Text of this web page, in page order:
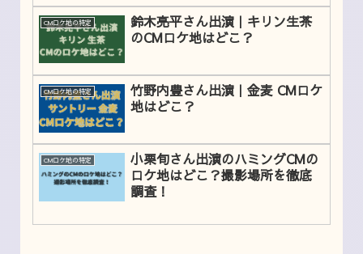
CMロケ地の特定
鈴木亮平さん出演｜キリン生茶
のCMロケ地はどこ？
CMロケ地の特定
竹野内豊さん出演｜金麦 CMロケ
地はどこ？
CMロケ地の特定
小栗旬さん出演のハミングCMの
ロケ地はどこ？撮影場所を徹底
調査！